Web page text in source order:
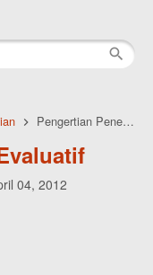
Pengertian Penelitian Evaluatif
04, 2012